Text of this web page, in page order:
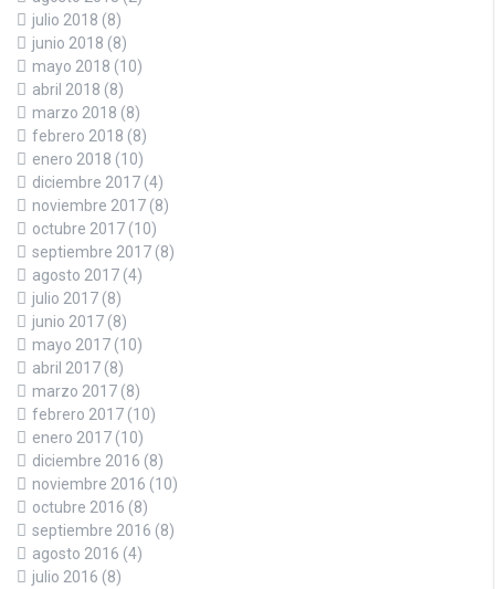
julio 2018 (8)
junio 2018 (8)
mayo 2018 (10)
abril 2018 (8)
marzo 2018 (8)
febrero 2018 (8)
enero 2018 (10)
diciembre 2017 (4)
noviembre 2017 (8)
octubre 2017 (10)
septiembre 2017 (8)
agosto 2017 (4)
julio 2017 (8)
junio 2017 (8)
mayo 2017 (10)
abril 2017 (8)
marzo 2017 (8)
febrero 2017 (10)
enero 2017 (10)
diciembre 2016 (8)
noviembre 2016 (10)
octubre 2016 (8)
septiembre 2016 (8)
agosto 2016 (4)
julio 2016 (8)